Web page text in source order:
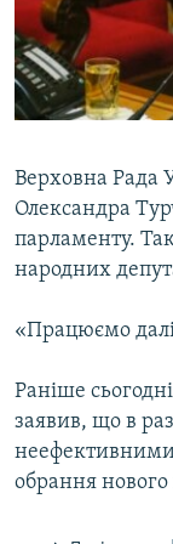
ВІДЕОУРОКИ
СВІДЧЕННЯ
УКРАЇНСЬКА
Русский
Qırımtatar
Усі сайти
Верховна Рада
Олександра
парламенту.
народних
«Працюємо
Раніше
заявив, що в
обрання